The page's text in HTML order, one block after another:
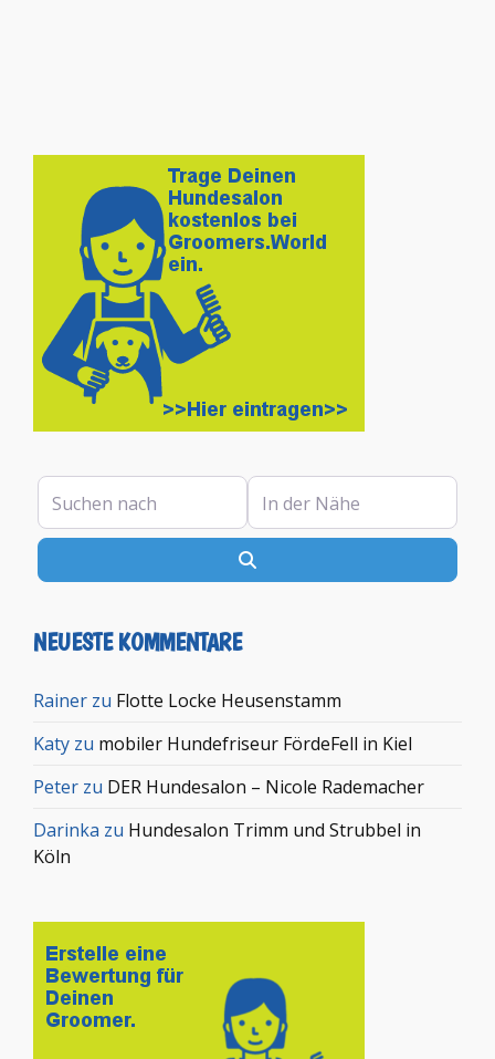
Suchen nach In der Nähe
NEUESTE KOMMENTARE
Rainer zu Flotte Locke Heusenstamm
Katy zu mobiler Hundefriseur FördeFell in Kiel
Peter zu DER Hundesalon – Nicole Rademacher
Darinka zu Hundesalon Trimm und Strubbel in
Köln